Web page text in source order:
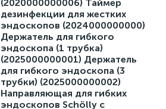
(2020000000006) Таймер
дезинфекции для жестких
эндоскопов (2024000000000)
Держатель для гибкого
эндоскопа (1 трубка)
(2025000000001) Держатель
для гибкого эндоскопа (3
трубки) (2025000000002)
Направляющая для гибких
эндоскопов Schölly с